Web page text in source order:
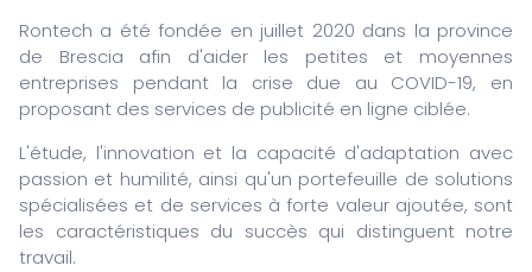
Rontech a été fondée en juillet 2020 dans la province
de Brescia afin d'aider les petites et moyennes
entreprises pendant la crise due au COVID-19, en
proposant des services de publicité en ligne ciblée.
L'étude, l'innovation et la capacité d'adaptation avec
passion et humilité, ainsi qu'un portefeuille de solutions
spécialisées et de services à forte valeur ajoutée, sont
les caractéristiques du succès qui distinguent notre
travail.